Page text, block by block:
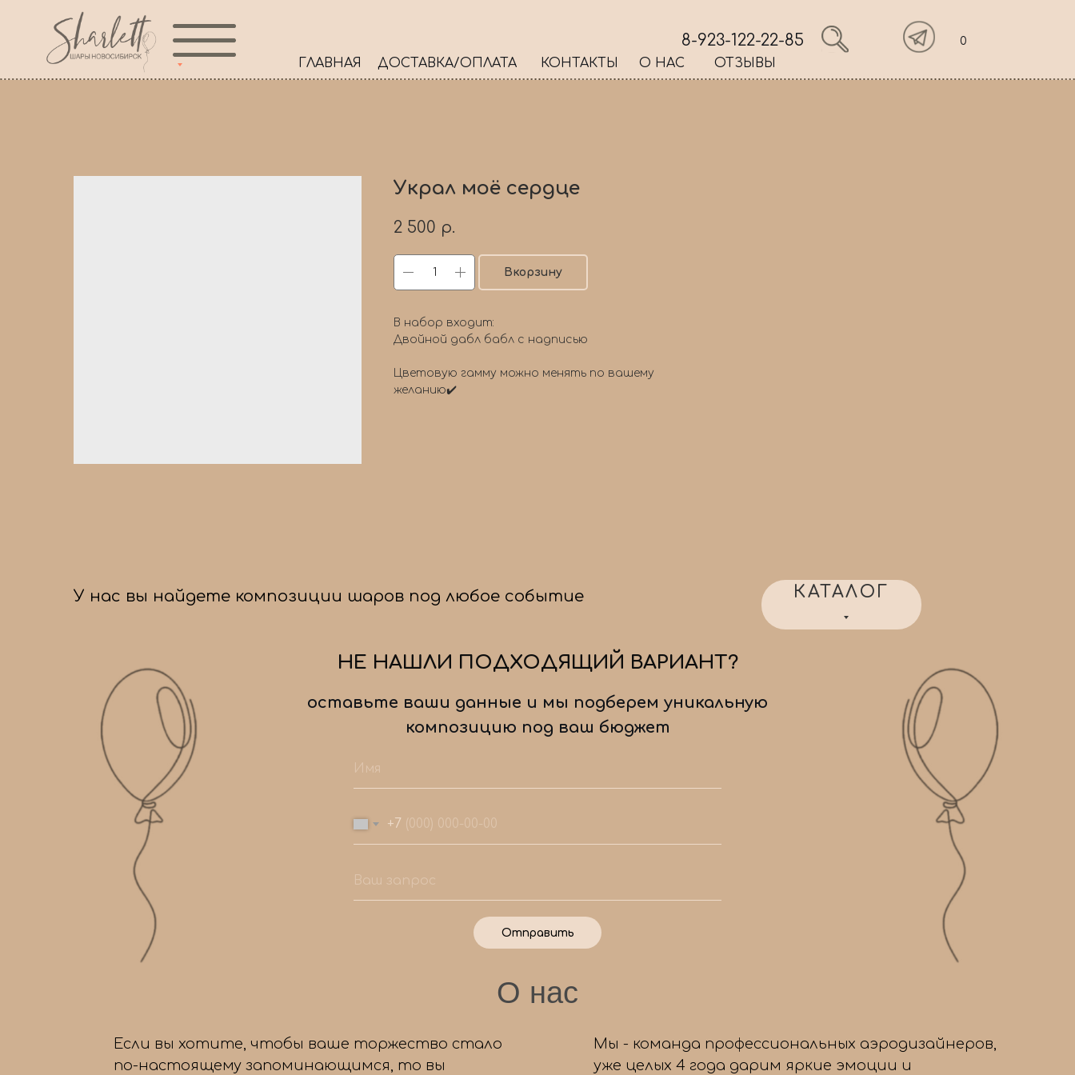
0
8-923-122-22-85
ДОСТАВКА/ОПЛАТА
ГЛАВНАЯ КОНТАКТЫ О НАС ОТЗЫВЫ
Украл моё сердце
2 500 р.
Вкорзину
В набор входит:
Двойной дабл бабл с надписью
Цветовую гамму можно менять по вашему
желанию✔️
КАТАЛОГ
У нас вы найдете композиции шаров под любое событие
+7
Отправить
НЕ НАШЛИ ПОДХОДЯЩИЙ ВАРИАНТ?
оставьте ваши данные и мы подберем уникальную
композицию под ваш бюджет
О нас
Если вы хотите, чтобы ваше торжество стало
по-настоящему запоминающимся, то вы
Мы - команда профессиональных аэродизайнеров,
уже целых 4 года дарим яркие эмоции и